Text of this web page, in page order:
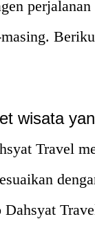
wisata
Travel